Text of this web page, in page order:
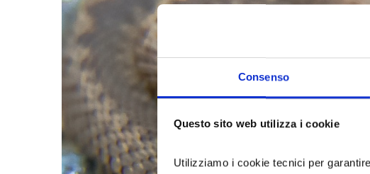
Consenso
Questo sito web utilizza i cookie
Utilizziamo i cookie tecnici per